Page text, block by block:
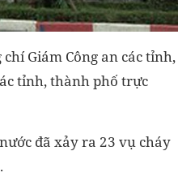
chí Giám Công an các tỉnh,
tỉnh, thành phố trực
đã xảy ra 23 vụ cháy